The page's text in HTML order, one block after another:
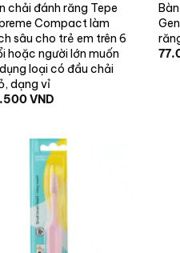
chải đánh răng Tepe
Compact làm
sâu cho trẻ em trên 6
hoặc người lớn muốn
loại có đầu chải
dạng vỉ
VND